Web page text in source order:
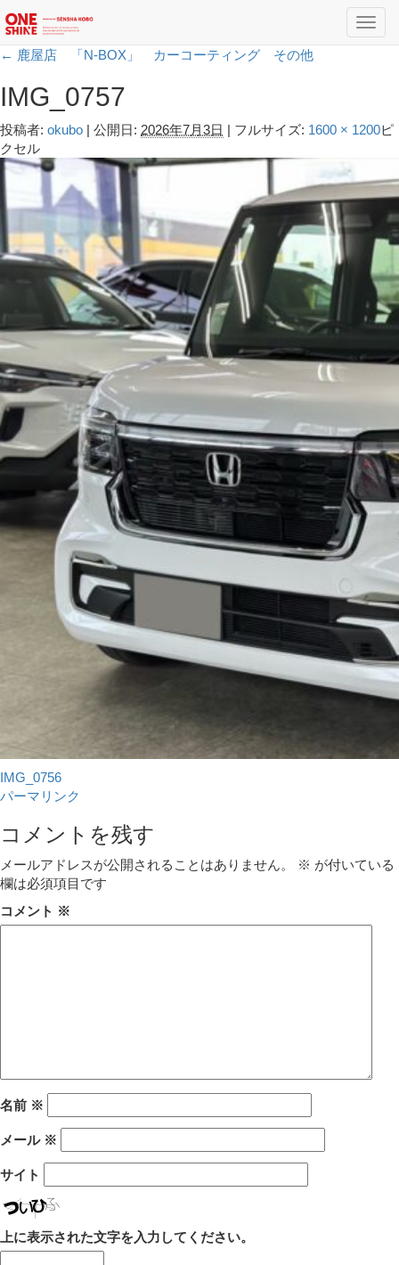
← 鹿屋店 「N-BOX」 カーコーティング その他
IMG_0757
投稿者: okubo | 公開日: 2026年7月3日 | フルサイズ: 1600 × 1200ピ
クセル
IMG_0756
パーマリンク
コメントを残す
メールアドレスが公開されることはありません。 ※ が付いている
欄は必須項目です
コメント ※
名前 ※
メール ※
サイト
上に表示された文字を入力してください。